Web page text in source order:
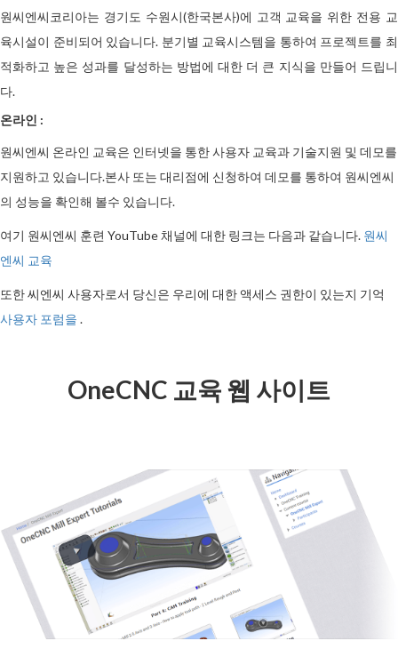
원씨엔씨코리아는 경기도 수원시(한국본사)에 고객 교육을 위한 전용 교
육시설이 준비되어 있습니다. 분기별 교육시스템을 통하여 프로젝트를 최
적화하고 높은 성과를 달성하는 방법에 대한 더 큰 지식을 만들어 드립니
다.
온라인 :
원씨엔씨 온라인 교육은 인터넷을 통한 사용자 교육과 기술지원 및 데모를
지원하고 있습니다.본사 또는 대리점에 신청하여 데모를 통하여 원씨엔씨
의 성능을 확인해 볼수 있습니다.
여기 원씨엔씨 훈련 YouTube 채널에 대한 링크는 다음과 같습니다. 원씨
엔씨 교육
또한 씨엔씨 사용자로서 당신은 우리에 대한 액세스 권한이 있는지 기억
사용자 포럼을 .
OneCNC 교육 웹 사이트